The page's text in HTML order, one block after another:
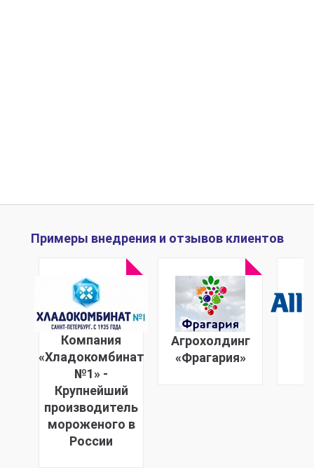
Примеры внедрения и отзывов клиентов
Компания
«Хладокомбинат
№1» -
Крупнейший
производитель
мороженого в
России
Агрохолдинг
«Фрагария»